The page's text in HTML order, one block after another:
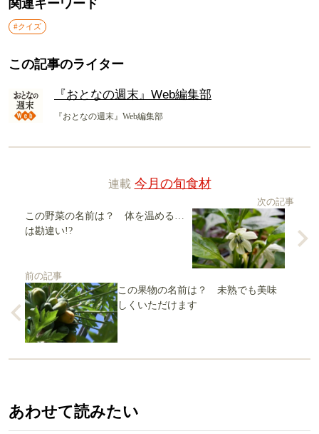
関連キーワード
#クイズ
この記事のライター
『おとなの週末』Web編集部
『おとなの週末』Web編集部
連載 今月の旬食材
次の記事
この野菜の名前は？ 体を温める…
は勘違い!?
前の記事
この果物の名前は？ 未熟でも美味
しくいただけます
あわせて読みたい